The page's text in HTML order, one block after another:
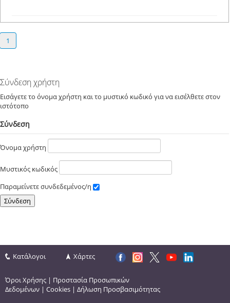
1
Σύνδεση χρήστη
Εισάγετε το όνομα χρήστη και το μυστικό κωδικό για να εισέλθετε στον
ιστότοπο
Σύνδεση
Όνομα χρήστη
Μυστικός κωδικός
Παραμείνετε συνδεδεμένος/η
Κατάλογοι Χάρτες
Όροι Χρήσης | Προστασία Προσωπικών
Δεδομένων | Cookies | Δήλωση Προσβασιμότητας